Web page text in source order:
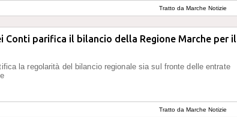
Tratto da Marche Notizie
Conti parifica il bilancio della Regione Marche per il
la regolarità del bilancio regionale sia sul fronte delle entrate
Tratto da Marche Notizie